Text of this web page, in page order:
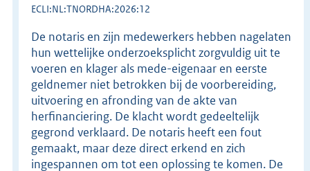
ECLI:NL:TNORDHA:2026:12
De notaris en zijn medewerkers hebben nagelaten
hun wettelijke onderzoeksplicht zorgvuldig uit te
voeren en klager als mede-eigenaar en eerste
geldnemer niet betrokken bij de voorbereiding,
uitvoering en afronding van de akte van
herfinanciering. De klacht wordt gedeeltelijk
gegrond verklaard. De notaris heeft een fout
gemaakt, maar deze direct erkend en zich
ingespannen om tot een oplossing te komen. De